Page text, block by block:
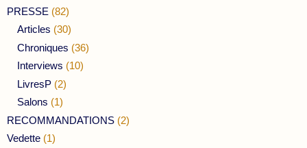
PRESSE (82)
Articles (30)
Chroniques (36)
Interviews (10)
LivresP (2)
Salons (1)
RECOMMANDATIONS (2)
Vedette (1)